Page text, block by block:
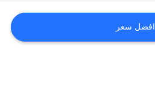
افضل سعر